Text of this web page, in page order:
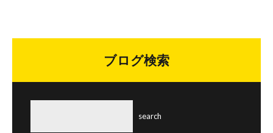
ブログ検索